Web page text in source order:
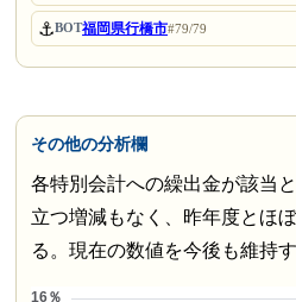
⚓BOT福岡県行橋市#79/79
その他の分析欄
各特別会計への繰出金が該当
立つ増減もなく、昨年度とほ
る。現在の数値を今後も維持